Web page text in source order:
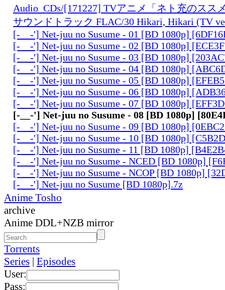
Audio_CDs/[171227] TVアニメ「ネト充のスス
サウンドトラック FLAC/30 Hikari, Hikari (TV
[-__-'] Net-juu no Susume - 01 [BD 1080p]
[-__-'] Net-juu no Susume - 02 [BD 1080p]
[-__-'] Net-juu no Susume - 03 [BD 1080p]
[-__-'] Net-juu no Susume - 04 [BD 1080p]
[-__-'] Net-juu no Susume - 05 [BD 1080p]
[-__-'] Net-juu no Susume - 06 [BD 1080p]
[-__-'] Net-juu no Susume - 07 [BD 1080p]
[-__-'] Net-juu no Susume - 08 [BD 1080p]
[-__-'] Net-juu no Susume - 09 [BD 1080p]
[-__-'] Net-juu no Susume - 10 [BD 1080p]
[-__-'] Net-juu no Susume - 11 [BD 1080p]
[-__-'] Net-juu no Susume - NCED [BD 1080p]
[-__-'] Net-juu no Susume - NCOP [BD 1080p]
[-__-'] Net-juu no Susume [BD 1080p].7z
Anime Tosho
archive
Anime DDL+NZB mirror
Torrents
Series | Episodes
User:
Pass: